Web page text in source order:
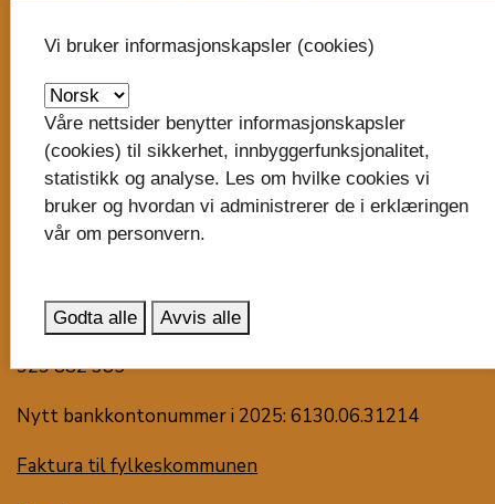
Skriv til oss
Vestfold fylkeskommune
Postboks 1213
Trudvang
3105 Tønsberg
post@vestfoldfylke.no
Organisasjonsnummer:
929 882 385
Nytt bankkontonummer i 2025: 6130.06.31214
Faktura til fylkeskommunen
Vi bruker informasjonskapsler (cookies)
Våre nettsider benytter informasjonskapsler
(cookies) til sikkerhet, innbyggerfunksjonalitet,
statistikk og analyse. Les om hvilke cookies vi
bruker og hvordan vi administrerer de i erklæringen
vår om personvern.
Godta alle Avvis alle